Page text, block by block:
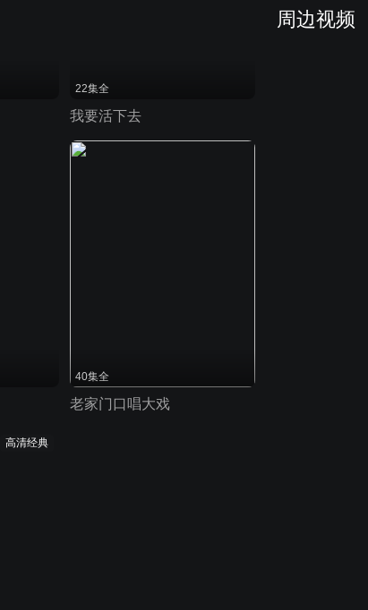
周边视频
22集全
我要活下去
40集全
老家门口唱大戏
高清经典